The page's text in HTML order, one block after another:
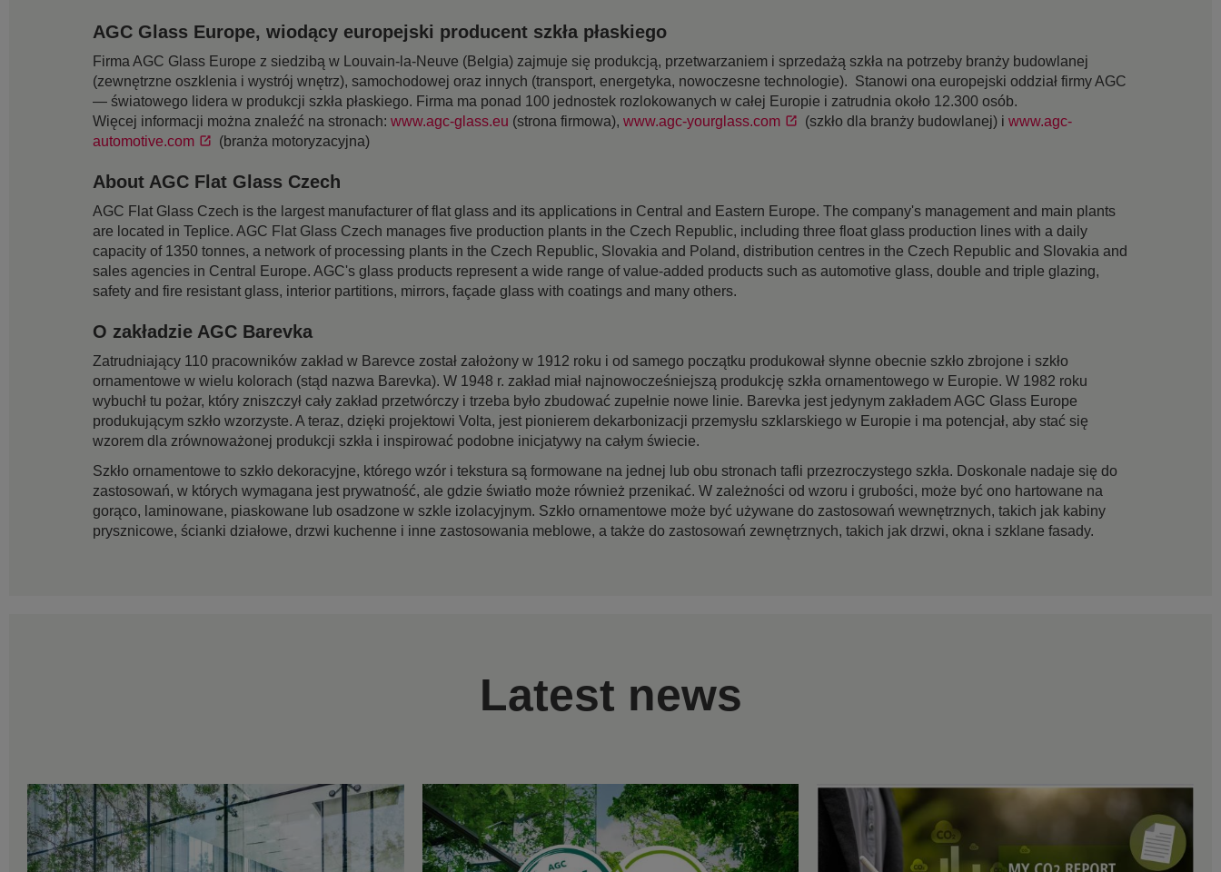
AGC Glass Europe, wiodący europejski producent szkła płaskiego
Firma AGC Glass Europe z siedzibą w Louvain-la-Neuve (Belgia) zajmuje się produkcją, przetwarzaniem i sprzedażą szkła na potrzeby branży budowlanej
(zewnętrzne oszklenia i wystrój wnętrz), samochodowej oraz innych (transport, energetyka, nowoczesne technologie). Stanowi ona europejski oddział firmy AGC
— światowego lidera w produkcji szkła płaskiego. Firma ma ponad 100 jednostek rozlokowanych w całej Europie i zatrudnia około 12.300 osób.
Więcej informacji można znaleźć na stronach: www.agc-glass.eu (strona firmowa), www.agc-yourglass.com (szkło dla branży budowlanej) i www.agc-
automotive.com
(branża motoryzacyjna)
About AGC Flat Glass Czech
AGC Flat Glass Czech is the largest manufacturer of flat glass and its applications in Central and Eastern Europe. The company's management and main plants
are located in Teplice. AGC Flat Glass Czech manages five production plants in the Czech Republic, including three float glass production lines with a daily
capacity of 1350 tonnes, a network of processing plants in the Czech Republic, Slovakia and Poland, distribution centres in the Czech Republic and Slovakia and
sales agencies in Central Europe. AGC's glass products represent a wide range of value-added products such as automotive glass, double and triple glazing,
safety and fire resistant glass, interior partitions, mirrors, façade glass with coatings and many others.
O zakładzie AGC Barevka
Zatrudniający 110 pracowników zakład w Barevce został założony w 1912 roku i od samego początku produkował słynne obecnie szkło zbrojone i szkło
ornamentowe w wielu kolorach (stąd nazwa Barevka). W 1948 r. zakład miał najnowocześniejszą produkcję szkła ornamentowego w Europie. W 1982 roku
wybuchł tu pożar, który zniszczył cały zakład przetwórczy i trzeba było zbudować zupełnie nowe linie. Barevka jest jedynym zakładem AGC Glass Europe
produkującym szkło wzorzyste. A teraz, dzięki projektowi Volta, jest pionierem dekarbonizacji przemysłu szklarskiego w Europie i ma potencjał, aby stać się
wzorem dla zrównoważonej produkcji szkła i inspirować podobne inicjatywy na całym świecie.
Szkło ornamentowe to szkło dekoracyjne, którego wzór i tekstura są formowane na jednej lub obu stronach tafli przezroczystego szkła. Doskonale nadaje się do
zastosowań, w których wymagana jest prywatność, ale gdzie światło może również przenikać. W zależności od wzoru i grubości, może być ono hartowane na
gorąco, laminowane, piaskowane lub osadzone w szkle izolacyjnym. Szkło ornamentowe może być używane do zastosowań wewnętrznych, takich jak kabiny
prysznicowe, ścianki działowe, drzwi kuchenne i inne zastosowania meblowe, a także do zastosowań zewnętrznych, takich jak drzwi, okna i szklane fasady.
Latest news